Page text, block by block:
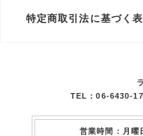
特定商取引法に基づく
TEL：06-6430-
営業時間：月